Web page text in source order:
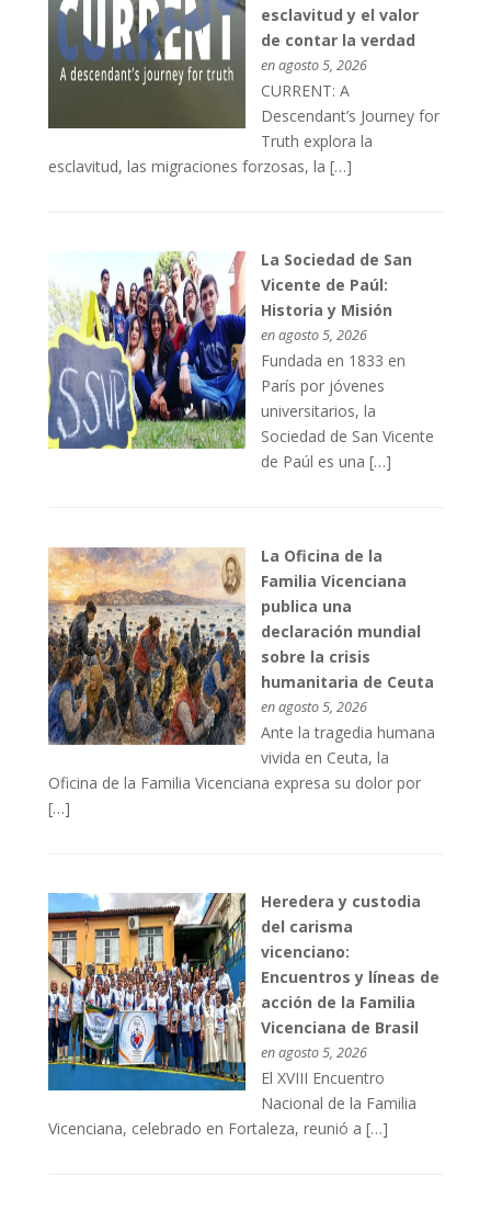
esclavitud y el valor
de contar la verdad
en agosto 5, 2026
CURRENT: A
Descendant’s Journey for
Truth explora la
esclavitud, las migraciones forzosas, la […]
La Sociedad de San
Vicente de Paúl:
Historia y Misión
en agosto 5, 2026
Fundada en 1833 en
París por jóvenes
universitarios, la
Sociedad de San Vicente
de Paúl es una […]
La Oficina de la
Familia Vicenciana
publica una
declaración mundial
sobre la crisis
humanitaria de Ceuta
en agosto 5, 2026
Ante la tragedia humana
vivida en Ceuta, la
Oficina de la Familia Vicenciana expresa su dolor por
[…]
Heredera y custodia
del carisma
vicenciano:
Encuentros y líneas de
acción de la Familia
Vicenciana de Brasil
en agosto 5, 2026
El XVIII Encuentro
Nacional de la Familia
Vicenciana, celebrado en Fortaleza, reunió a […]